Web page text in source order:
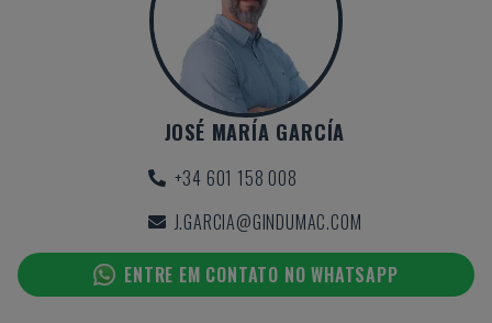
JOSÉ MARÍA GARCÍA
+34 601 158 008
J.GARCIA@GINDUMAC.COM
ENTRE EM CONTATO NO WHATSAPP